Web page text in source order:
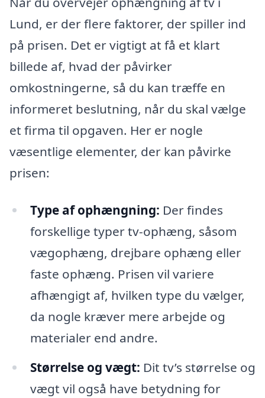
Lund, er der flere faktorer, der spiller ind
på prisen. Det er vigtigt at få et klart
billede af, hvad der påvirker
omkostningerne, så du kan træffe en
informeret beslutning, når du skal vælge
et firma til opgaven. Her er nogle
væsentlige elementer, der kan påvirke
prisen:
Type af ophængning: Der findes
forskellige typer tv-ophæng, såsom
vægophæng, drejbare ophæng eller
faste ophæng. Prisen vil variere
afhængigt af, hvilken type du vælger,
da nogle kræver mere arbejde og
materialer end andre.
Størrelse og vægt: Dit tv’s størrelse og
vægt vil også have betydning for